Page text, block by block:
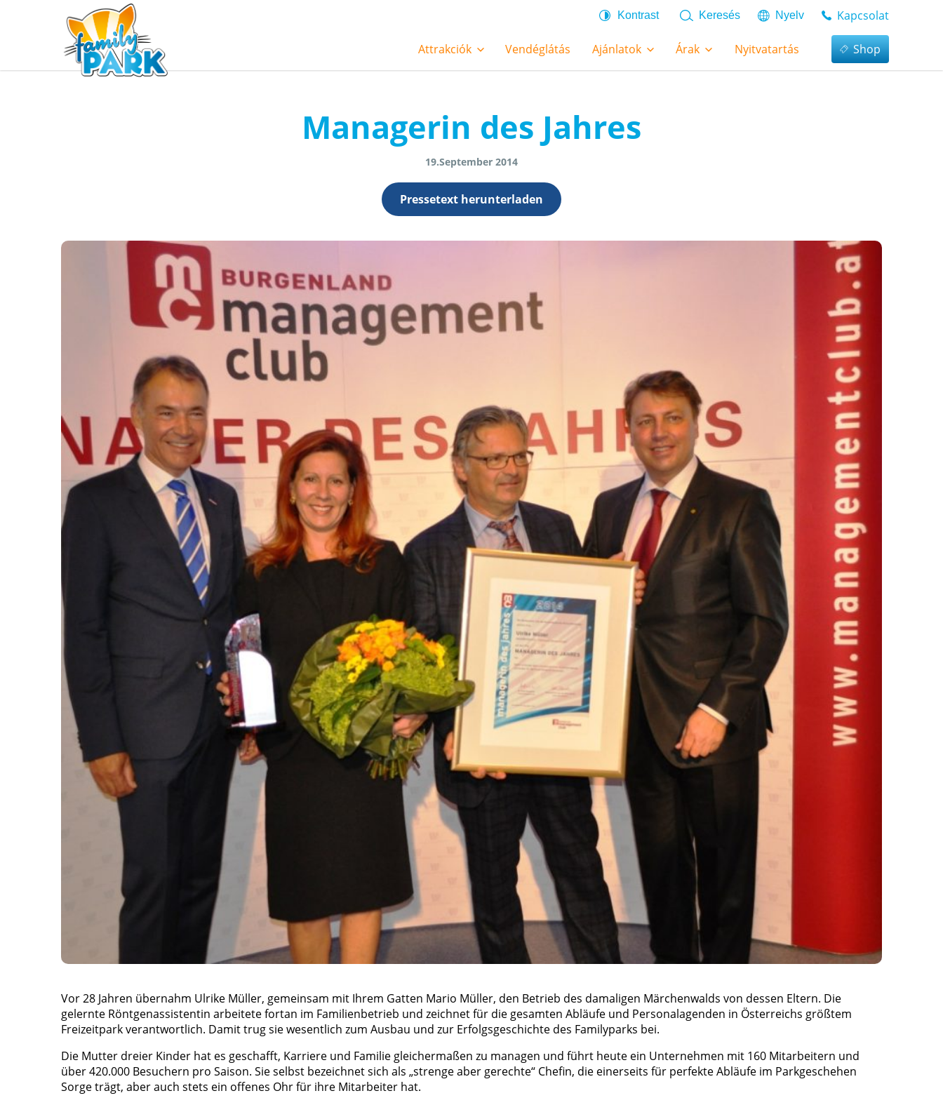
Kontrast Keresés Nyelv Kapcsolat
Attrakciók Vendéglátás Ajánlatok Árak Nyitvatartás Shop
Managerin des Jahres
19.September 2014
Pressetext herunterladen
Vor 28 Jahren übernahm Ulrike Müller, gemeinsam mit Ihrem Gatten Mario Müller, den Betrieb des damaligen Märchenwalds von dessen Eltern. Die
gelernte Röntgenassistentin arbeitete fortan im Familienbetrieb und zeichnet für die gesamten Abläufe und Personalagenden in Österreichs größtem
Freizeitpark verantwortlich. Damit trug sie wesentlich zum Ausbau und zur Erfolgsgeschichte des Familyparks bei.
Die Mutter dreier Kinder hat es geschafft, Karriere und Familie gleichermaßen zu managen und führt heute ein Unternehmen mit 160 Mitarbeitern und
über 420.000 Besuchern pro Saison. Sie selbst bezeichnet sich als „strenge aber gerechte“ Chefin, die einerseits für perfekte Abläufe im Parkgeschehen
Sorge trägt, aber auch stets ein offenes Ohr für ihre Mitarbeiter hat.